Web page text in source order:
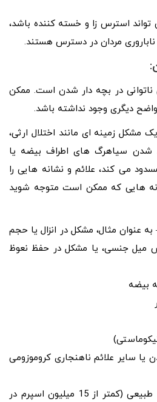
تواند استرس زا و خسته کننده باشد،
ناباروری مردان در دسترس هستند.
ناتوانی در بچه دار شدن است. ممکن
دیگری وجود نداشته باشد.
مشکل زمینه ای مانند اختلال ارثی،
شدن سیاهرگ های اطراف بیضه یا
می کند، علائم و نشانه هایی را
هایی که ممکن است متوجه شوید
عنوان مثال، مشکل در انزال یا حجم
میل جنسی، یا مشکل در حفظ نعوظ
بیضه
سایر علائم ناهنجاری کروموزومی
تعداد اسپرم کمتر از حد طبیعی (کمتر از 15 میلیون اسپرم در